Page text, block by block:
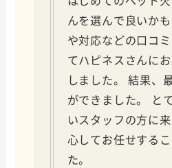
んを選んで良いか
や対応などの口コ
てハピネスさんに
しました。 結果、
ができました。 と
いスタッフの方に
心してお任せする
た。